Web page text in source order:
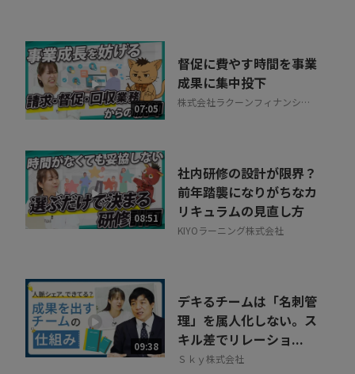
07:05
督促に費やす時間を事業
成果に集中投下
株式会社ラクーンフィナンシャ
08:51
社内研修の設計が限界？
前年踏襲になりがちなカ
リキュラムの見直し方
KIYOラーニング株式会社
09:38
デキるチームは「名刺管
理」を属人化しない。ス
キル差でリレーショ...
Ｓｋｙ株式会社